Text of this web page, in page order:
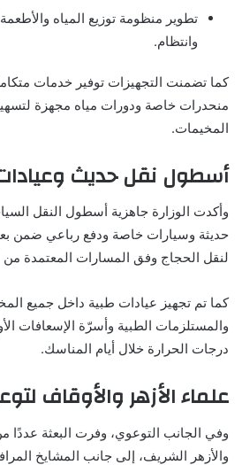
تطوير منظومة توزيع المياه
وانتظام.
كما تضمنت التجهيزات توفير خدمات
منحدرات خاصة ودورات مياه مجهزة
المخيمات.
أسطول نقل حديث
وأكدت الوزارة جاهزية أسطول النقل
حديثة وسيارات خاصة ودفع رباعي ضمن
لنقل الحجاج وفق المسارات المعتمدة
كما تم تجهيز عيادات طبية داخل جميع
والمستلزمات الطبية وأسرّة الإسعافات
درجات الحرارة خلال أيام المناسك.
علماء الأزهر والأوقاف
وفي الجانب التوعوي، وفرت البعثة عددًا
والأزهر الشريف، إلى جانب المشايخ